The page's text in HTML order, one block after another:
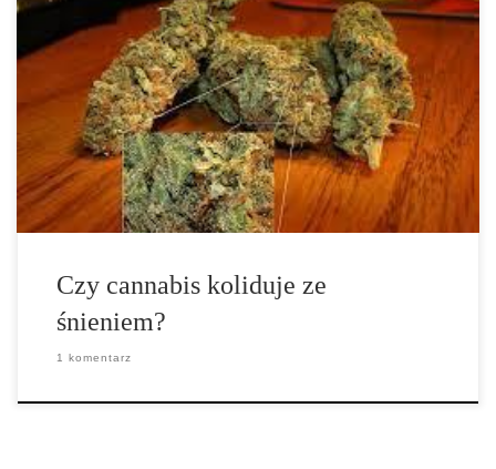
Dobrze znanym faktem wśród tych, którzy używają naprawdę
dużo marihuany jest to, że kiedy przestaną ją stosować
doświadczają nagłego potoku szalonych, wyrazistych snów.
Wystarczy, że wpiszesz w Google „trawka i śnienie”, a zobaczysz,
że większość najlepszych wyników dotyczy tego co dzieje się, gdy
przestaniesz ją palić… Wydaje się być powszechnym
przekonaniem, że połączenie między marihuaną i śnieniem wiąże
się z […]
Czy cannabis koliduje ze
śnieniem?
1 komentarz